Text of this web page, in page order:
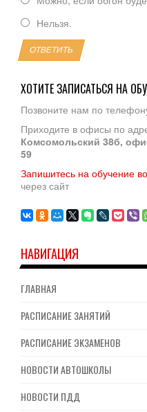
Нельзя.
ОТВЕТИТЬ
ХОТИТЕ ЗАПИСАТЬСЯ НА
Позвоните нам по
Приходите в офисы по
Комсомольский 38б,
59
Запишитесь на обучение
через сайт
НАВИГАЦИЯ
ГЛАВНАЯ
РАСПИСАНИЕ ЗАНЯТИЙ
РАСПИСАНИЕ ЭКЗАМЕНОВ
НОВОСТИ АВТОШКОЛЫ
НОВОСТИ ПДД